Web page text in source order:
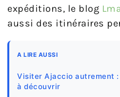
expéditions, le blog
aussi des itinéraires
A LIRE AUSSI
Visiter Ajaccio autrement
à découvrir